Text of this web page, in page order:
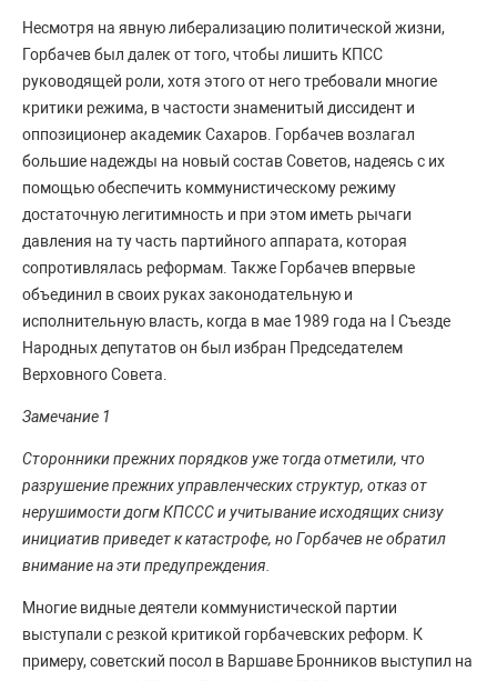
Несмотря на явную либерализацию политической жизни,
Горбачев был далек от того, чтобы лишить КПСС
руководящей роли, хотя этого от него требовали многие
критики режима, в частости знаменитый диссидент и
оппозиционер академик Сахаров. Горбачев возлагал
большие надежды на новый состав Советов, надеясь с их
помощью обеспечить коммунистическому режиму
достаточную легитимность и при этом иметь рычаги
давления на ту часть партийного аппарата, которая
сопротивлялась реформам. Также Горбачев впервые
объединил в своих руках законодательную и
исполнительную власть, когда в мае 1989 года на I Съезде
Народных депутатов он был избран Председателем
Верховного Совета.
Замечание 1
Сторонники прежних порядков уже тогда отметили, что
разрушение прежних управленческих структур, отказ от
нерушимости догм КПССС и учитывание исходящих снизу
инициатив приведет к катастрофе, но Горбачев не обратил
внимание на эти предупреждения.
Многие видные деятели коммунистической партии
выступали с резкой критикой горбачевских реформ. К
примеру, советский посол в Варшаве Бронников выступил на